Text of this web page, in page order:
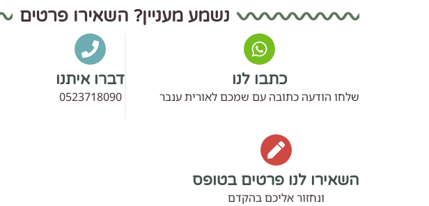
נשמע מעניין? השאירו פרטים
כתבו לנו
שלחו הודעה כתובה עם שמכם לאורית ענבר
דברו איתנו
0523718090
השאירו לנו פרטים בטופס
ונחזור אליכם בהקדם